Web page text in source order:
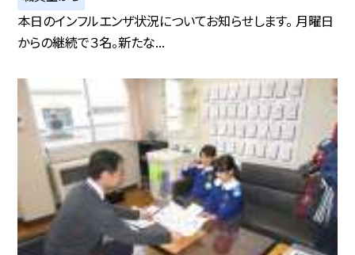
本日のインフルエンザ状況についてお知らせします。 月曜日
からの継続で３名。新たな...